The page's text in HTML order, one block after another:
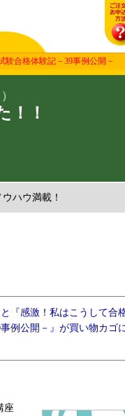
合格体験記－39事例公開－
！！
ハウ満載！
『感激！私はこうして合
例公開－』が買い物カゴ
座